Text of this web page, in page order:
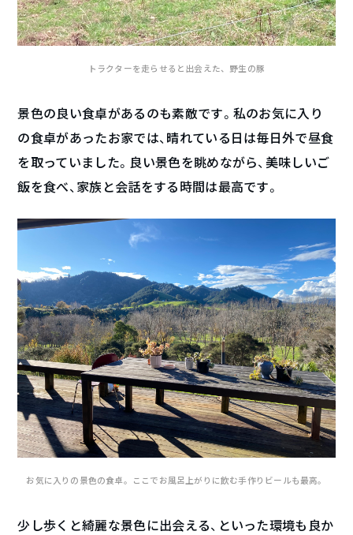
トラクターを走らせると出会えた、野生の豚
景色の良い食卓があるのも素敵です。私のお気に入り
の食卓があったお家では、晴れている日は毎日外で昼食
を取っていました。良い景色を眺めながら、美味しいご
飯を食べ、家族と会話をする時間は最高です。
お気に入りの景色の食卓。ここでお風呂上がりに飲む手作りビールも最高。
少し歩くと綺麗な景色に出会える、といった環境も良か